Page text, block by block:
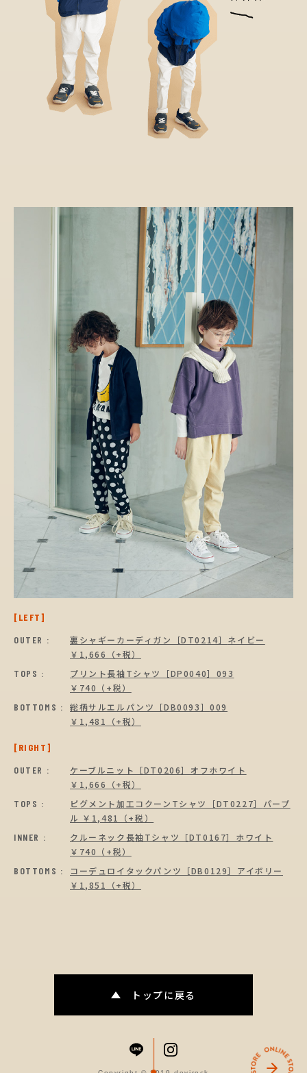
[LEFT]
OUTER :
裏シャギーカーディガン［DT0214］ ネイビー
￥1,666（+税）
TOPS :
プリント長袖Tシャツ［DP0040］093
￥740（+税）
BOTTOMS :
総柄サルエルパンツ［DB0093］009
￥1,481（+税）
[RIGHT]
OUTER :
ケーブルニット［DT0206］ オフホワイト
￥1,666（+税）
TOPS :
ピグメント加工コクーンTシャツ［DT0227］ パープ
ル ￥1,481（+税）
INNER :
クルーネック長袖Tシャツ［DT0167］ ホワイト
￥740（+税）
BOTTOMS :
コーデュロイタックパンツ［DB0129］ アイボリー
￥1,851（+税）
トップに戻る